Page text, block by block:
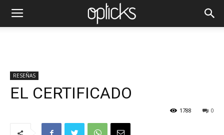
RESEÑAS
EL CERTIFICADO
0
1788